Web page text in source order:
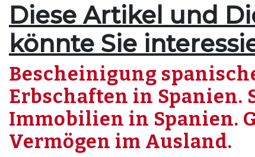
Diese Artikel und
könnte Sie
Bescheinigung
Erbschaften in Spanien.
Immobilien in Spanien.
Vermögen im Ausland.